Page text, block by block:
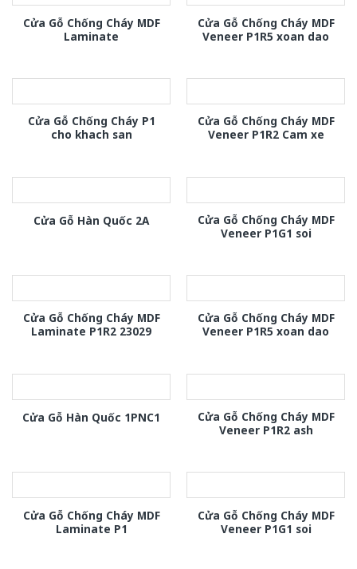
Cửa Gỗ Chống Cháy MDF
Laminate
Cửa Gỗ Chống Cháy MDF
Veneer P1R5 xoan dao
Cửa Gỗ Chống Cháy P1
cho khach san
Cửa Gỗ Chống Cháy MDF
Veneer P1R2 Cam xe
Cửa Gỗ Hàn Quốc 2A
Cửa Gỗ Chống Cháy MDF
Veneer P1G1 soi
Cửa Gỗ Chống Cháy MDF
Laminate P1R2 23029
Cửa Gỗ Chống Cháy MDF
Veneer P1R5 xoan dao
Cửa Gỗ Hàn Quốc 1PNC1
Cửa Gỗ Chống Cháy MDF
Veneer P1R2 ash
Cửa Gỗ Chống Cháy MDF
Laminate P1
Cửa Gỗ Chống Cháy MDF
Veneer P1G1 soi